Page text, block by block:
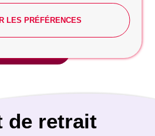
de retrait
LES PRÉFÉRENCES